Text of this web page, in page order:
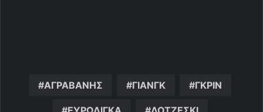
ΑΓΡΑΒΑΝΗΣ ΓΙΑΝΓΚ ΓΚΡΙΝ